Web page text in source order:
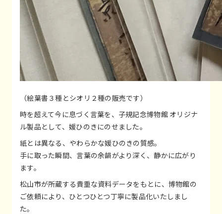
（絵葉書３種とシオリ２種の販売です）
時を超えて今に息づく言葉を、子規記念博物館 オリジナ
ル製品として、媛ひのきにのせました。
紙とは異なる、やわらかな媛ひのきの質感。
手に取った瞬間、言葉の余韻がより深く、静かに広がり
ます。
松山市が所蔵する貴重な資料データをもとに、博物館の
ご依頼により、ひとつひとつ丁寧に製品化いたしまし
た。